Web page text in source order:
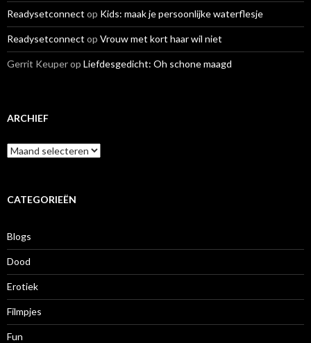
Readysetconnect op Kids: maak je persoonlijke waterflesje
Readysetconnect op Vrouw met kort haar wil niet
Gerrit Keuperop Liefdesgedicht: Oh schone maagd
ARCHIEF
A
r
iCATEGORIEËN
Blogs
Dood
Erotiek
Filmpjes
Fun